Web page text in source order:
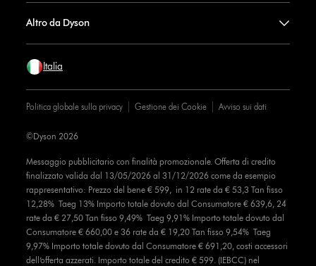
Altro da Dyson
Italia
Politica globale sulla privacy Gestione dei Cookie Avviso sui dati
Messaggio pubblicitario con finalità promozionale. Offerta di credito
finalizzato valida dal 13/05/2026 al 31/12/2026 come da esempio
rappresentativo: Prezzo del bene € 599, in 12 rate da € 53,3 Tan fisso
12,28% Taeg 13% Importo totale dovuto dal Consumatore € 639,6, 24
rate da € 27,50 Tan fisso 9,49% Taeg 9,91% Importo totale dovuto dal
Consumatore € 660,00 e 36 rate da € 19,20 Tan fisso 9,54% Taeg
9,97% Importo totale dovuto dal Consumatore € 691,20, costi accessori
dell’offerta azzerati. Importo totale del credito € 599. (IEBCC) nel
©Dyson 2026